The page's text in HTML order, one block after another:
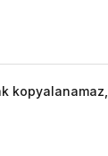
kopyalanamaz,